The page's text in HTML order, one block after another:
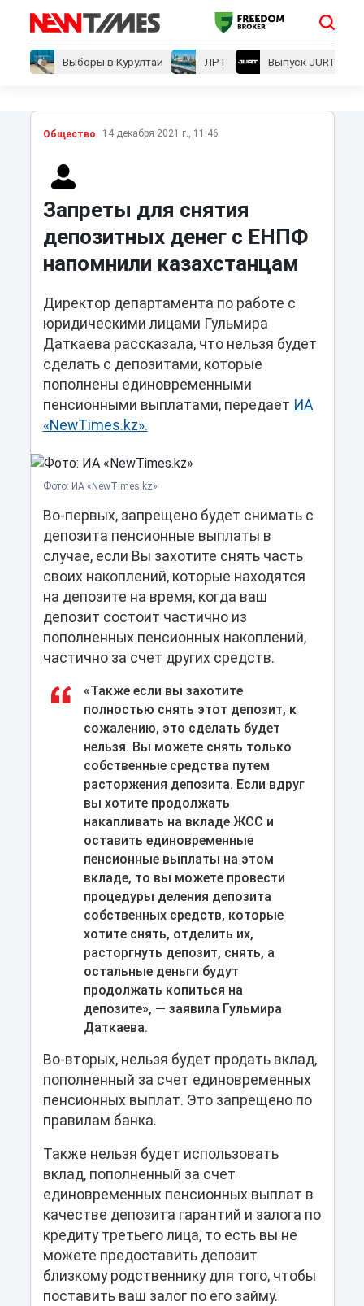
Выборы в Курултай ЛРТ Выпуск JURT
Общество 14 декабря 2021 г., 11:46
Запреты для снятия
депозитных денег с ЕНПФ
напомнили казахстанцам
Директор департамента по работе с
юридическими лицами Гульмира
Даткаева рассказала, что нельзя будет
сделать с депозитами, которые
пополнены единовременными
пенсионными выплатами, передает ИА
«NewTimes.kz».
Фото: ИА «NewTimes.kz»
Во-первых, запрещено будет снимать с
депозита пенсионные выплаты в
случае, если Вы захотите снять часть
своих накоплений, которые находятся
на депозите на время, когда ваш
депозит состоит частично из
пополненных пенсионных накоплений,
частично за счет других средств.
«Также если вы захотите
полностью снять этот депозит, к
сожалению, это сделать будет
нельзя. Вы можете снять только
собственные средства путем
расторжения депозита. Если вдруг
вы хотите продолжать
накапливать на вкладе ЖСС и
оставить единовременные
пенсионные выплаты на этом
вкладе, то вы можете провести
процедуры деления депозита
собственных средств, которые
хотите снять, отделить их,
расторгнуть депозит, снять, а
остальные деньги будут
продолжать копиться на
депозите», — заявила Гульмира
Даткаева.
Во-вторых, нельзя будет продать вклад,
пополненный за счет единовременных
пенсионных выплат. Это запрещено по
правилам банка.
Также нельзя будет использовать
вклад, пополненный за счет
единовременных пенсионных выплат в
качестве депозита гарантий и залога по
кредиту третьего лица, то есть вы не
можете предоставить депозит
близкому родственнику для того, чтобы
поставить ваш залог по его займу.